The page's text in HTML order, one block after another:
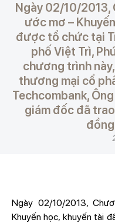
Ngày 02/10/2013,
ước mơ –
được tổ chức tại
phố Việt Trì,
chương trình
thương mại cổ
Techcombank,
giám đốc đã
Ngày 02/10/2013,
Khuyến học, khuyến tài